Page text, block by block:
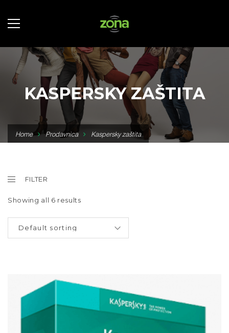
KASPERSKY ZAŠTITA
Home Prodavnica Kaspersky zaštita
FILTER
Showing all 6 results